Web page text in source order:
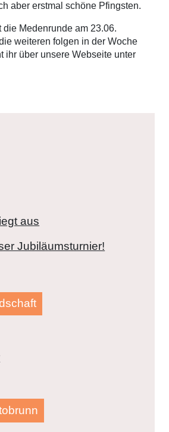
aber erstmal schöne Pfingsten.
die Medenrunde am 23.06.
weiteren folgen in der Woche
ihr über unsere Webseite unter
aus
Jubiläumsturnier!